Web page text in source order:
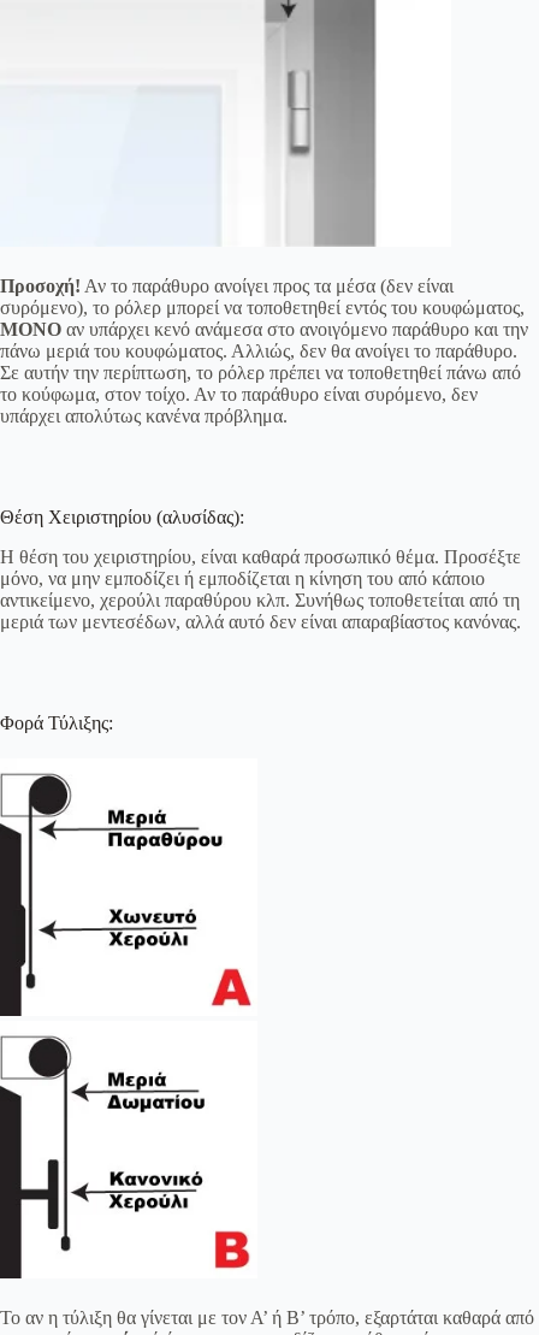
Προσοχή! Αν το παράθυρο ανοίγει προς τα μέσα (δεν είναι
συρόμενο), το ρόλερ μπορεί να τοποθετηθεί εντός του κουφώματος,
ΜΟΝΟ αν υπάρχει κενό ανάμεσα στο ανοιγόμενο παράθυρο και την
πάνω μεριά του κουφώματος. Αλλιώς, δεν θα ανοίγει το παράθυρο.
Σε αυτήν την περίπτωση, το ρόλερ πρέπει να τοποθετηθεί πάνω από
το κούφωμα, στον τοίχο. Αν το παράθυρο είναι συρόμενο, δεν
υπάρχει απολύτως κανένα πρόβλημα.
Θέση Χειριστηρίου (αλυσίδας):
Η θέση του χειριστηρίου, είναι καθαρά προσωπικό θέμα. Προσέξτε
μόνο, να μην εμποδίζει ή εμποδίζεται η κίνηση του από κάποιο
αντικείμενο, χερούλι παραθύρου κλπ. Συνήθως τοποθετείται από τη
μεριά των μεντεσέδων, αλλά αυτό δεν είναι απαραβίαστος κανόνας.
Φορά Τύλιξης:
Το αν η τύλιξη θα γίνεται με τον Α’ ή Β’ τρόπο, εξαρτάται καθαρά από